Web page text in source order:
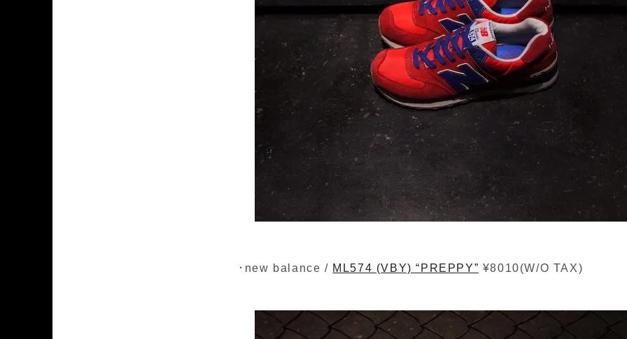
･new balance / ML574 (VBY) “PREPPY” ¥8010(W/O TAX)